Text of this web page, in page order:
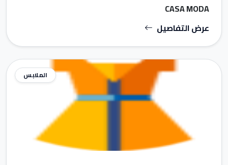
CASA MODA
عرض التفاصيل
الملابس